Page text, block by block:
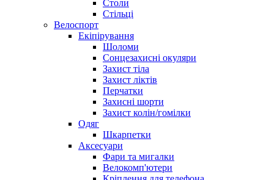
Столи
Стільці
Велоспорт
Екіпірування
Шоломи
Сонцезахисні окуляри
Захист тіла
Захист ліктів
Перчатки
Захисні шорти
Захист колін/гомілки
Одяг
Шкарпетки
Аксесуари
Фари та мигалки
Велокомп'ютери